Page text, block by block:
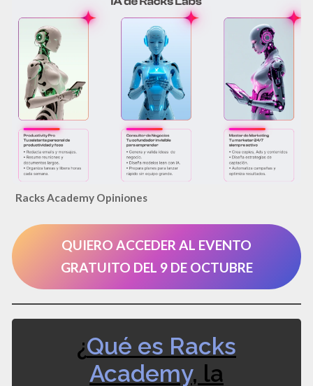
Racks Academy Opiniones
QUIERO ACCEDER AL EVENTO
GRATUITO DEL 9 DE OCTUBRE
¿Qué es Racks
Academy, la